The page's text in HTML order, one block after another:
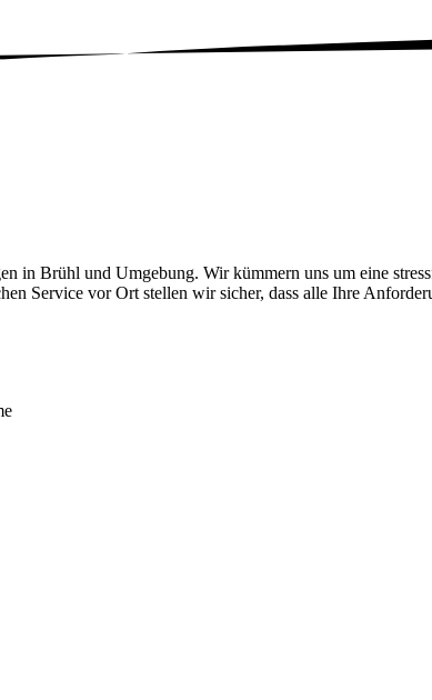
in Brühl und Umgebung. Wir kümmern uns um eine
Service vor Ort stellen wir sicher, dass alle Ihre